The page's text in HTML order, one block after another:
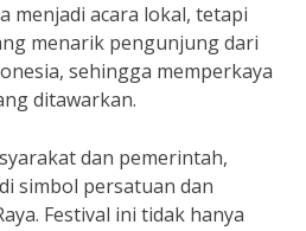
menjadi acara lokal, tetapi
menarik pengunjung dari
sehingga memperkaya
ditawarkan.
dan pemerintah,
simbol persatuan dan
Festival ini tidak hanya